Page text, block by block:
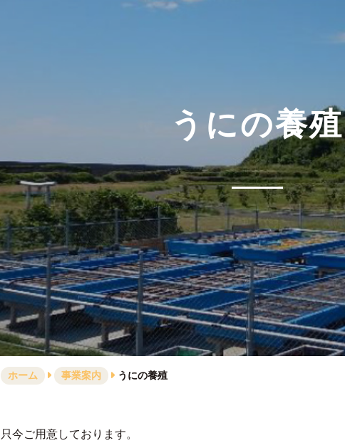
うにの養殖
ホーム 事業案内 うにの養殖
只今ご用意しております。